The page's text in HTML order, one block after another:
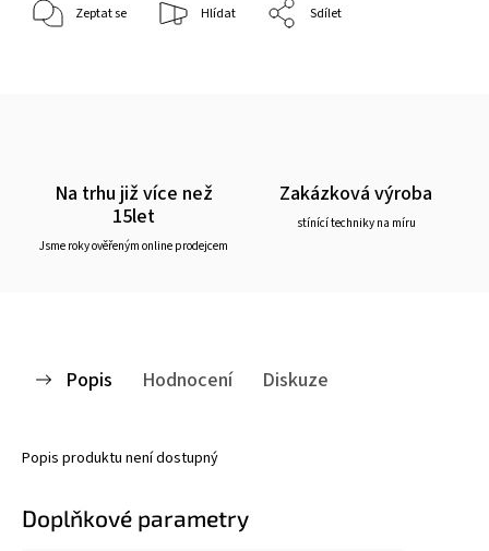
Zeptat se Hlídat Sdílet
Na trhu již více než
15let
Jsme roky ověřeným online prodejcem
Zakázková výroba
stínící techniky na míru
Popis Hodnocení Diskuze
Popis produktu není dostupný
Doplňkové parametry